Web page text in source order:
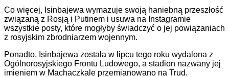
Co więcej, Isinbajewa wymazuje swoją haniebną przeszłość
związaną z Rosją i Putinem i usuwa na Instagramie
wszystkie posty, które mogłyby świadczyć o jej powiązaniach
z rosyjskim zbrodniarzem wojennym.
Ponadto, Isinbajewa została w lipcu tego roku wydalona z
Ogólnorosyjskiego Frontu Ludowego, a stadion nazwany jej
imieniem w Machaczkale przemianowano na Trud.